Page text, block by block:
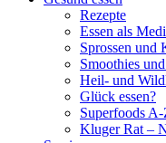
Rezepte
Essen als
Sprossen und
Smoothies
Heil- und
Glück essen?
Superfoods A-
Kluger Rat –